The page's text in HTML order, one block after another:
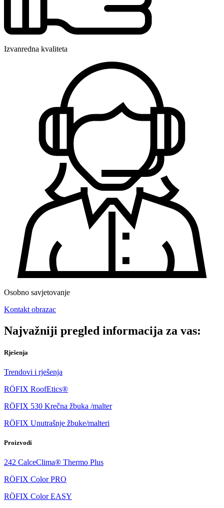
Izvanredna kvaliteta
Osobno savjetovanje
Kontakt obrazac
Najvažniji pregled informacija za vas:
Rješenja
Trendovi i rješenja
RÖFIX RoofEtics®
RÖFIX 530 Krečna žbuka /malter
RÖFIX Unutrašnje žbuke/malteri
Proizvodi
242 CalceClima® Thermo Plus
RÖFIX Color PRO
RÖFIX Color EASY